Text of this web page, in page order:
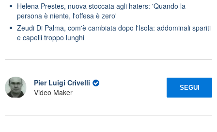
Helena Prestes, nuova stoccata agli haters: 'Quando la
persona è niente, l'offesa è zero'
Zeudi Di Palma, com'è cambiata dopo l'Isola: addominali spariti
e capelli troppo lunghi
Pier Luigi Crivelli
Video Maker
SEGUI